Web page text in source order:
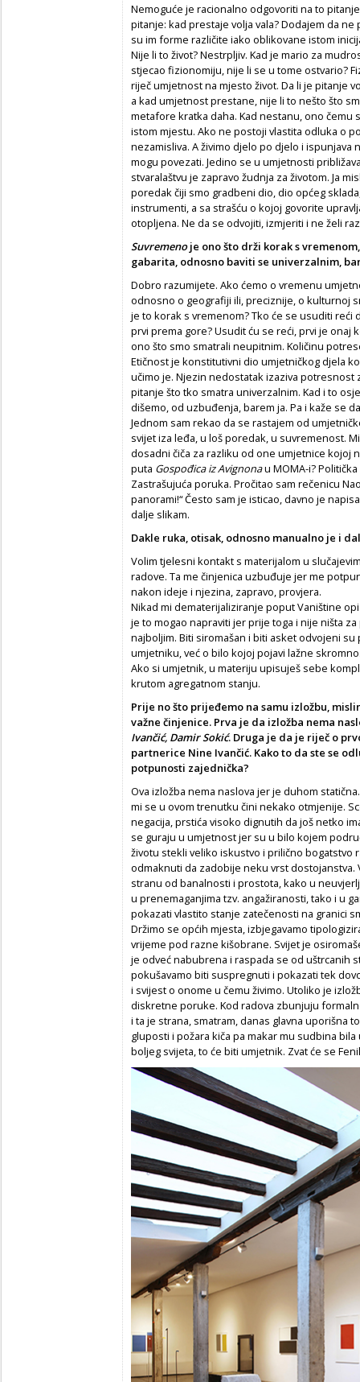
Nemoguće je racionalno odgovoriti na to
pitanje: kad prestaje volja vala? Dodajem da
su im forme različite iako oblikovane istom
Nije li to život? Nestrpljiv. Kad je mario za
stjecao fizionomiju, nije li se u tome ostvario?
riječ umjetnost na mjesto život. Da li je pitanje
a kad umjetnost prestane, nije li to nešto što
metafore kratka daha. Kad nestanu, ono čemu
istom mjestu. Ako ne postoji vlastita odluka o
nezamisliva. A živimo djelo po djelo i
mogu povezati. Jedino se u umjetnosti
stvaralaštvu je zapravo žudnja za životom. Ja
poredak čiji smo gradbeni dio, dio općeg
instrumenti, a sa strašću o kojoj govorite
otopljena. Ne da se odvojiti, izmjeriti i ne želi
Suvremenoje ono što drži korak s
gabarita, odnosno baviti se univerzalnim,
Dobro razumijete. Ako ćemo o vremenu
odnosno o geografiji ili, preciznije, o kulturnoj
je to korak s vremenom? Tko će se usuditi reći
prvi prema gore? Usudit ću se reći, prvi je
ono što smo smatrali neupitnim. Količinu
Etičnost je konstitutivni dio umjetničkog djela
učimo je. Njezin nedostatak izaziva
pitanje što tko smatra univerzalnim. Kad i to
dišemo, od uzbuđenja, barem ja. Pa i kaže se
Jednom sam rekao da se rastajem od
svijet iza leđa, u loš poredak, u suvremenost.
dosadni čiča za razliku od one umjetnice kojoj
puta Gospođica iz Avignonau MOMA-i?
Zastrašujuća poruka. Pročitao sam rečenicu
panorami!“ Često sam je isticao, davno je
dalje slikam.
Dakle ruka, otisak, odnosno manualno je i
Volim tjelesni kontakt s materijalom u
radove. Ta me činjenica uzbuđuje jer me
nakon ideje i njezina, zapravo, provjera.
Nikad mi dematerijaliziranje poput Vaništine
je to mogao napraviti jer prije toga i nije ništa
najboljim. Biti siromašan i biti asket odvojeni
umjetniku, već o bilo kojoj pojavi lažne
Ako si umjetnik, u materiju upisuješ sebe
krutom agregatnom stanju.
Prije no što prijeđemo na samu izložbu,
važne činjenice. Prva je da izložba nema
Ivančić, Damir Sokić. Druga je da je riječ o
partnerice Nine Ivančić. Kako to da ste se
potpunosti zajednička?
Ova izložba nema naslova jer je duhom
mi se u ovom trenutku čini nekako otmjenije.
negacija, prstića visoko dignutih da još netko
se guraju u umjetnost jer su u bilo kojem
životu stekli veliko iskustvo i prilično bogatstvo
odmaknuti da zadobije neku vrst dostojanstva.
stranu od banalnosti i prostota, kako u
u prenemaganjima tzv. angažiranosti, tako i u
pokazati vlastito stanje zatečenosti na granici
Držimo se općih mjesta, izbjegavamo
vrijeme pod razne kišobrane. Svijet je
je odveć nabubrena i raspada se od uštrcanih
pokušavamo biti suspregnuti i pokazati tek
i svijest o onome u čemu živimo. Utoliko je
diskretne poruke. Kod radova zbunjuju
i ta je strana, smatram, danas glavna uporišna
gluposti i požara kiča pa makar mu sudbina
boljeg svijeta, to će biti umjetnik. Zvat će se